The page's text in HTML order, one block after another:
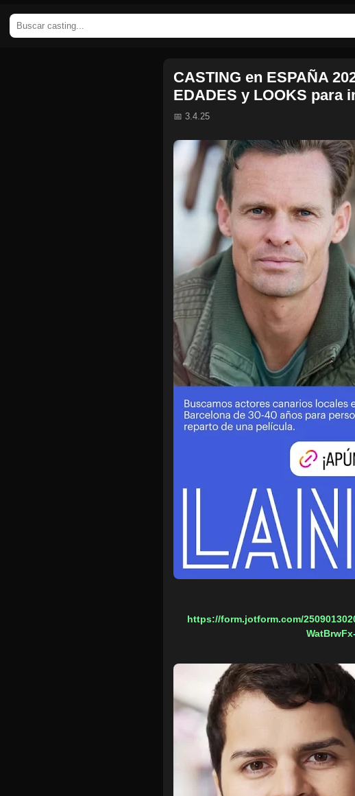
CASTING en ESPAÑA
EDADES y LOOKS para
📅 3.4.25
https://form.jotform.com/